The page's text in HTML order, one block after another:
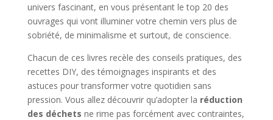
univers fascinant, en vous présentant le top 20 des
ouvrages qui vont illuminer votre chemin vers plus de
sobriété, de minimalisme et surtout, de conscience.
Chacun de ces livres recèle des conseils pratiques, des
recettes DIY, des témoignages inspirants et des
astuces pour transformer votre quotidien sans
pression. Vous allez découvrir qu’adopter la réduction
des déchets ne rime pas forcément avec contraintes,